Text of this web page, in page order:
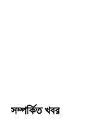
সম্পর্কিত খবর